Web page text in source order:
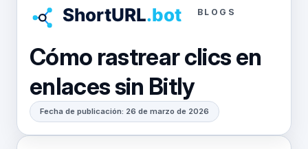
BLOGS
Cómo rastrear clics en
enlaces sin Bitly
Fecha de publicación: 26 de marzo de 2026